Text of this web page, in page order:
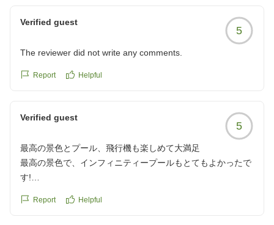
Verified guest
5
The reviewer did not write any comments.
Report Helpful
Verified guest
5
最高の景色とプール、飛行機も楽しめて大満足
最高の景色で、インフィニティープールもとてもよかったで
す!
たです!!
Report Helpful